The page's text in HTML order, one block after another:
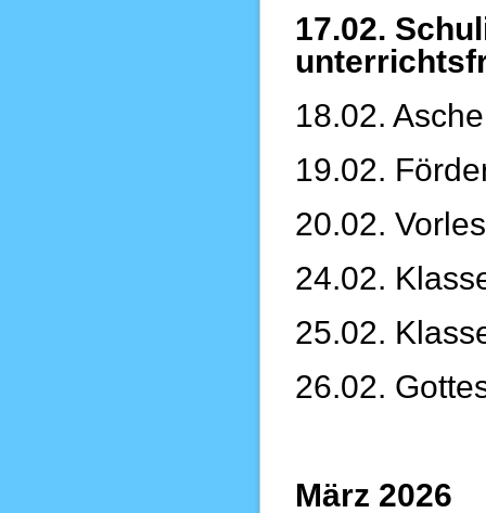
17.02.
18.02.
19.02.
20.02.
24.02.
25.02.
26.02.
März 2026